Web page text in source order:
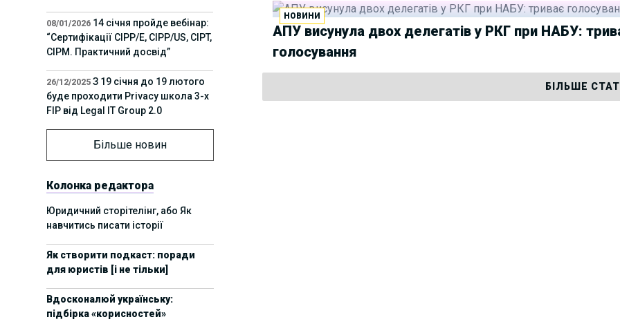
НОВИНИ
АПУ висунула двох делегатів у РКГ при НАБУ:
голосування
БІЛЬШЕ
08/01/2026 14 січня пройде вебінар:
“Сертифікації СІРР/Е, CIPP/US, CIPT,
CIPM. Практичний досвід”
26/12/2025 З 19 січня до 19 лютого
буде проходити Privacy школа 3-х
FIP від Legal IT Group 2.0
12 грудня пройде
приватність у 2026. Очікувані
05/11/2025 11 листопада пройде
вебінар “AI-агенти: прайвесі, IP
та комплаєнс ризики”
31/10/20258 листопада пройде
Форум молодих юристів України
2025
Більше новин
Колонка редактора
Юридичний сторітелінг, або Як
навчитись писати історії
Як створити подкаст: поради
для юристів [і не тільки]
Вдосконалюй українську:
підбірка «корисностей»